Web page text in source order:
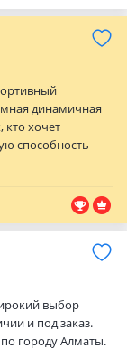
динамичная
кто хочет
способность
мощность своего
вместо штатного,
поставить его при
системы под ключ.
Замена
дает
мощности;
выбор
и под заказ.
по городу Алматы.